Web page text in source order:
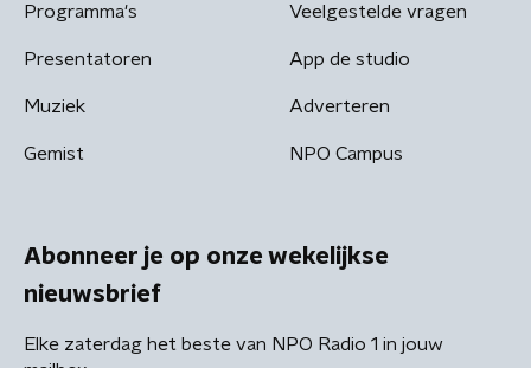
Programma's
Presentatoren
Muziek
Gemist
Veelgestelde vragen
App de studio
Adverteren
NPO Campus
Abonneer je op onze wekelijkse
nieuwsbrief
Elke zaterdag het beste van NPO Radio 1 in jouw